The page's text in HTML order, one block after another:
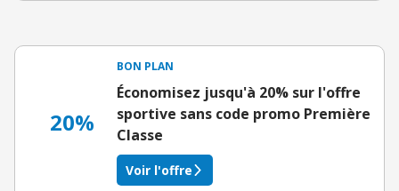
20%
BON PLAN
Économisez jusqu'à 20% sur l'offre
sportive sans code promo Première
Classe
Voir l'offre